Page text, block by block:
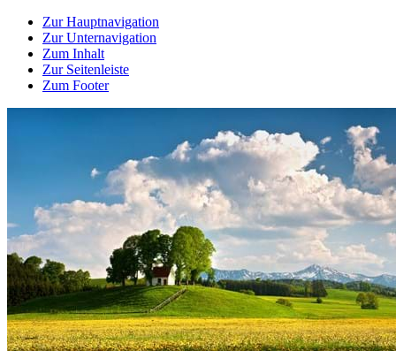
Zur Hauptnavigation
Zur Unternavigation
Zum Inhalt
Zur Seitenleiste
Zum Footer